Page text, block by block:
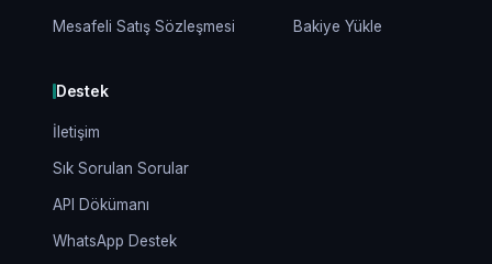
Mesafeli Satış Sözleşmesi Bakiye Yükle
Destek
İletişim
Sık Sorulan Sorular
API Dökümanı
WhatsApp Destek